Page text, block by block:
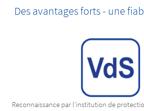
Approuvé par VdS
Détectez les incendies de
plus tôt possible
Des avantages forts - une
Reconnaissance par l'institution de